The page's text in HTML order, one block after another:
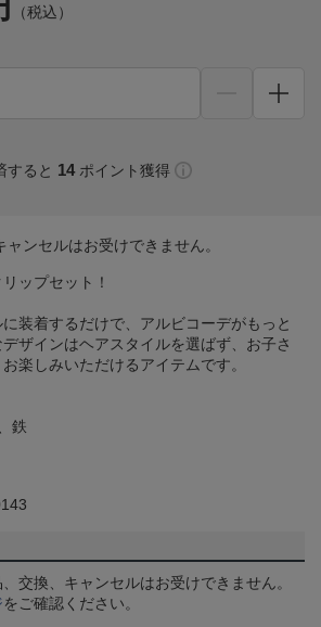
（税込）
すると 14 ポイント獲得
ンセルはお受けできません。
ップセット！
装着するだけで、アルビコーデがもっと
ザインはヘアスタイルを選ばず、お子さ
楽しみいただけるアイテムです。
鉄
交換、キャンセルはお受けできません。
をご確認ください。